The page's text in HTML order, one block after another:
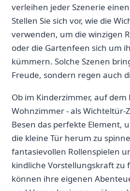
verleihen jeder ‌Szenerie
Stellen Sie sich vor, wie die
verwenden, um die winzigen
oder die Gartenfeen sich um
kümmern. Solche Szenen
Freude, sondern regen auch
Ob im Kinderzimmer, auf dem
Wohnzimmer ‍- als Wichteltür-
Besen das perfekte Element,
die kleine ‌Tür herum zu
fantasievollen Rollenspielen
kindliche Vorstellungskraft zu
können ⁤ihre⁣ eigenen